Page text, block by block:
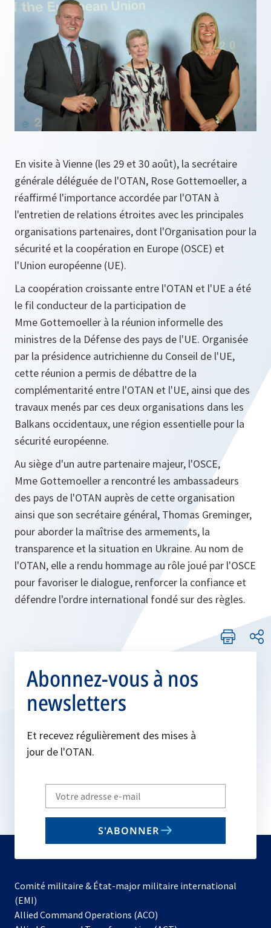
En visite à Vienne (les 29 et 30 août), la secrétaire
générale déléguée de l'OTAN, Rose Gottemoeller, a
réaffirmé l'importance accordée par l'OTAN à
l'entretien de relations étroites avec les principales
organisations partenaires, dont l'Organisation pour la
sécurité et la coopération en Europe (OSCE) et
l'Union européenne (UE).
La coopération croissante entre l'OTAN et l'UE a été
le fil conducteur de la participation de
Mme Gottemoeller à la réunion informelle des
ministres de la Défense des pays de l'UE. Organisée
par la présidence autrichienne du Conseil de l'UE,
cette réunion a permis de débattre de la
complémentarité entre l'OTAN et l'UE, ainsi que des
travaux menés par ces deux organisations dans les
Balkans occidentaux, une région essentielle pour la
sécurité européenne.
Au siège d'un autre partenaire majeur, l'OSCE,
Mme Gottemoeller a rencontré les ambassadeurs
des pays de l'OTAN auprès de cette organisation
ainsi que son secrétaire général, Thomas Greminger,
pour aborder la maîtrise des armements, la
transparence et la situation en Ukraine. Au nom de
l'OTAN, elle a rendu hommage au rôle joué par l'OSCE
pour favoriser le dialogue, renforcer la confiance et
défendre l'ordre international fondé sur des règles.
Abonnez-vous à nos
newsletters
Et recevez régulièrement des mises à
jour de l'OTAN.
Write
your
email
S'ABONNER
Comité militaire & État-major militaire international
(EMI)
Allied Command Operations (ACO)